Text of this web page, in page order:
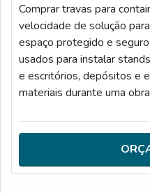
Comprar travas para
velocidade de solução
espaço protegido e
usados para instalar
e escritórios, depósitos e
materiais durante uma
Durabilidade;
DO PRODUTOExistem
que caracterizam ambientes